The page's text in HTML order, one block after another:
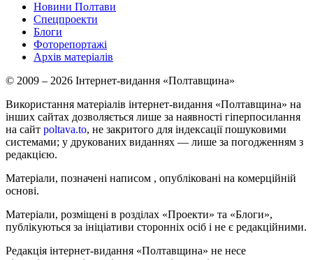
Новини Полтави
Спецпроекти
Блоги
Фоторепортажі
Архів матеріалів
© 2009 – 2026 Інтернет-видання «Полтавщина»
Використання матеріалів інтернет-видання «Полтавщина» на
інших сайтах дозволяється лише за наявності гіперпосилання
на сайт poltava.to, не закритого для індексації пошуковими
системами; у друкованих виданнях — лише за погодженням з
редакцією.
Матеріали, позначені написом , опубліковані на комерційній
основі.
Матеріали, розміщені в розділах «Проекти» та «Блоги»,
публікуються за ініціативи сторонніх осіб і не є редакційними.
Редакція інтернет-видання «Полтавщина» не несе